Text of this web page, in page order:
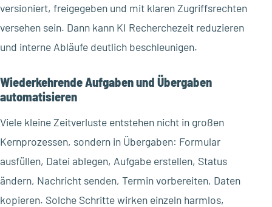
versioniert, freigegeben und mit klaren Zugriffsrechten
versehen sein. Dann kann KI Recherchezeit reduzieren
und interne Abläufe deutlich beschleunigen.
Wiederkehrende Aufgaben und Übergaben
automatisieren
Viele kleine Zeitverluste entstehen nicht in großen
Kernprozessen, sondern in Übergaben: Formular
ausfüllen, Datei ablegen, Aufgabe erstellen, Status
ändern, Nachricht senden, Termin vorbereiten, Daten
kopieren. Solche Schritte wirken einzeln harmlos,